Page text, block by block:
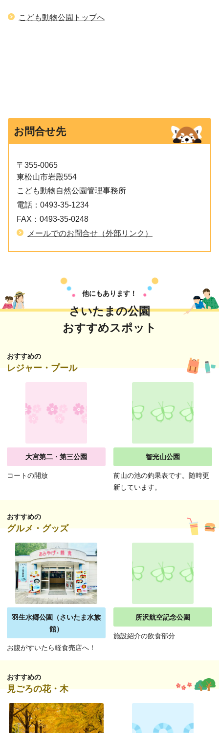
こども動物公園トップへ
お問合せ先
〒355-0065
東松山市岩殿554
こども動物自然公園管理事務所
電話： 0493-35-1234
FAX： 0493-35-0248
メールでのお問合せ（外部リンク）
他にもあります！
さいたまの公園
おすすめスポット
おすすめの
レジャー・プール
大宮第二・第三公園
コートの開放
智光山公園
前山の池の釣果表です。随時更
新しています。
おすすめの
グルメ・グッズ
羽生水郷公園（さいたま水族
館）
お腹がすいたら軽食売店へ！
所沢航空記念公園
施設紹介の飲食部分
おすすめの
見ごろの花・木